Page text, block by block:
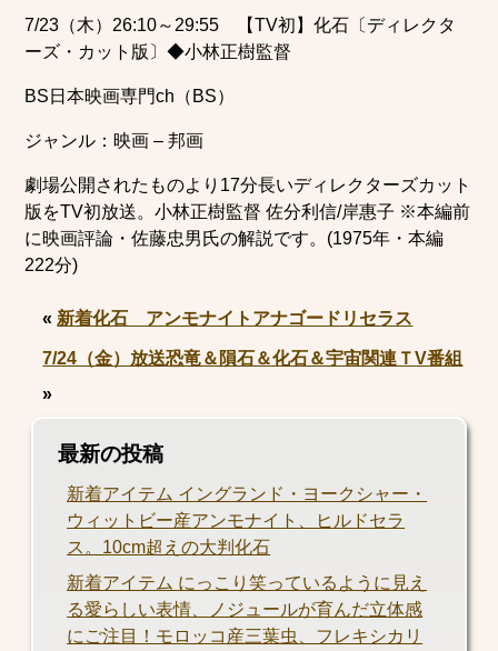
7/23（木）26:10～29:55 【TV初】化石〔ディレクタ
ーズ・カット版〕◆小林正樹監督
BS日本映画専門ch（BS）
ジャンル：映画 – 邦画
劇場公開されたものより17分長いディレクターズカット
版をTV初放送。小林正樹監督 佐分利信/岸惠子 ※本編前
に映画評論・佐藤忠男氏の解説です。(1975年・本編
222分)
« 新着化石 アンモナイトアナゴードリセラス
7/24（金）放送恐竜＆隕石＆化石＆宇宙関連ＴV番組
»
最新の投稿
新着アイテム イングランド・ヨークシャー・
ウィットビー産アンモナイト、ヒルドセラ
ス。10cm超えの大判化石
新着アイテム にっこり笑っているように見え
る愛らしい表情、ノジュールが育んだ立体感
にご注目！モロッコ産三葉虫、フレキシカリ